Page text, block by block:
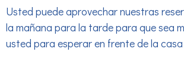
Usted puede aprovechar nuestras
la mañana para la tarde para que sea
usted para esperar en frente de la